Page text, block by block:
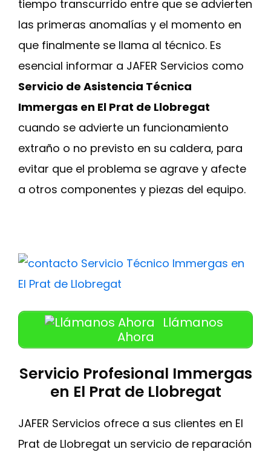
tiempo transcurrido entre que se advierten
las primeras anomalías y el momento en
que finalmente se llama al técnico. Es
esencial informar a JAFER Servicios como
Servicio de Asistencia Técnica
Immergas en El Prat de Llobregat
cuando se advierte un funcionamiento
extraño o no previsto en su caldera, para
evitar que el problema se agrave y afecte
a otros componentes y piezas del equipo.
Llámanos
Ahora
Servicio Profesional Immergas
en El Prat de Llobregat
JAFER Servicios ofrece a sus clientes en El
Prat de Llobregat un servicio de reparación